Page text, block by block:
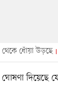
থেকে ধোঁয়া উড়ছে
দিয়েছে